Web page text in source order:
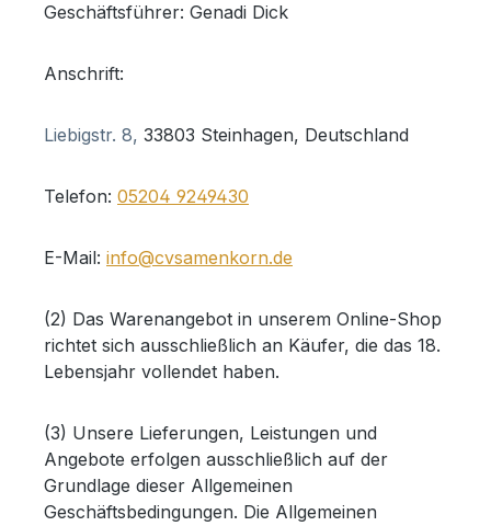
Geschäftsführer: Genadi Dick
Anschrift:
Liebigstr. 8, 33803 Steinhagen, Deutschland
Telefon: 05204 9249430
E-Mail: info@cvsamenkorn.de
(2) Das Warenangebot in unserem Online-Shop
richtet sich ausschließlich an Käufer, die das 18.
Lebensjahr vollendet haben.
(3) Unsere Lieferungen, Leistungen und
Angebote erfolgen ausschließlich auf der
Grundlage dieser Allgemeinen
Geschäftsbedingungen. Die Allgemeinen